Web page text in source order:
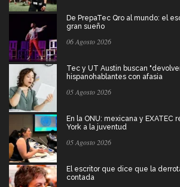
De PrepaTec Qro al mundo: el
gran sueño
06 Agosto 2026
Tec y UT Austin buscan
hispanohablantes con afasia
05 Agosto 2026
En la ONU: mexicana y EXATEC
York a la juventud
05 Agosto 2026
El escritor que dice que la
contada